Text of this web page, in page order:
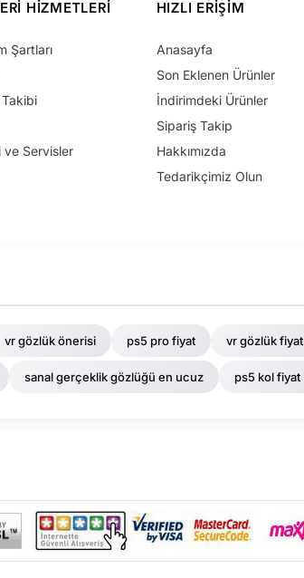
HIZMETLERI
Şartları
ve Servisler
HIZLI ERIŞIM
Anasayfa
Son Eklenen Ürünler
İndirimdeki Ürünler
Sipariş Takip
Hakkımızda
Tedarikçimiz Olun
vr gözlük önerisi ps5 pro fiyat vr gözlük fiyat
sanal gerçeklik gözlüğü en ucuz ps5 kol fiyat